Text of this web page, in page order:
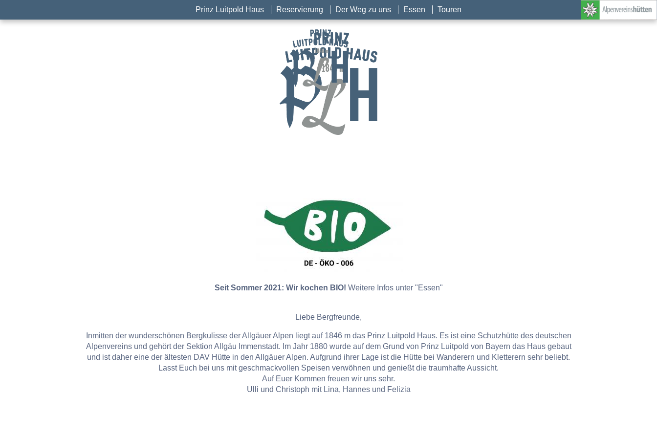
Prinz Luitpold Haus Reservierung Der Weg zu uns Essen Touren
Seit Sommer 2021: Wir kochen BIO! Weitere Infos unter "Essen"
Liebe Bergfreunde,
Inmitten der wunderschönen Bergkulisse der Allgäuer Alpen liegt auf 1846 m das Prinz Luitpold Haus. Es ist eine Schutzhütte des deutschen
Alpenvereins und gehört der Sektion Allgäu Immenstadt. Im Jahr 1880 wurde auf dem Grund von Prinz Luitpold von Bayern das Haus gebaut
und ist daher eine der ältesten DAV Hütte in den Allgäuer Alpen. Aufgrund ihrer Lage ist die Hütte bei Wanderern und Kletterern sehr beliebt.
Lasst Euch bei uns mit geschmackvollen Speisen verwöhnen und genießt die traumhafte Aussicht.
Auf Euer Kommen freuen wir uns sehr.
Ulli und Christoph mit Lina, Hannes und Felizia